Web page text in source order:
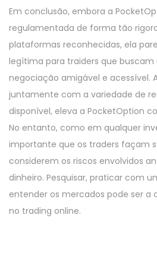
Em conclusão, embora a
regulamentada de forma tão
plataformas reconhecidas, ela
legítima para traiders que
negociação amigável e acessível.
juntamente com a variedade de
disponível, eleva a PocketOption
No entanto, como em qualquer
importante que os traders façam
considerem os riscos envolvidos
dinheiro. Pesquisar, praticar com
entender os mercados pode ser a
no trading online.